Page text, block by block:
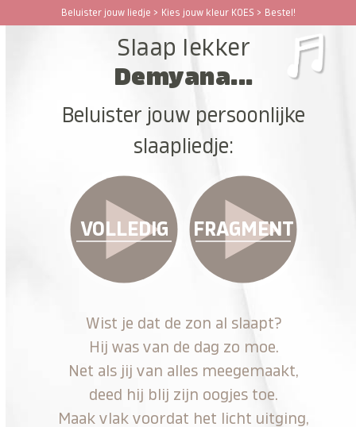
Beluister jouw liedje > Kies jouw kleur KOES > Bestel!
Open
Close
Slaap lekker
Demyana...
Beluister jouw persoonlijke
slaapliedje:
VOLLEDIG FRAGMENT
Wist je dat de zon al slaapt?
Hij was van de dag zo moe.
Net als jij van alles meegemaakt,
deed hij blij zijn oogjes toe.
Maak vlak voordat het licht uitging,